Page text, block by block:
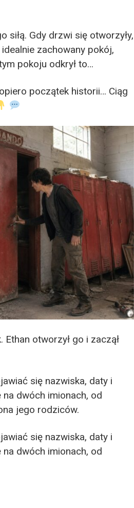
siłą. Gdy drzwi się otworzyły,
zachowany pokój,
pokoju odkrył to…
początek historii… Ciąg
otworzył go i zaczął
się nazwiska, daty i
dwóch imionach, od
jego rodziców.
się nazwiska, daty i
dwóch imionach, od